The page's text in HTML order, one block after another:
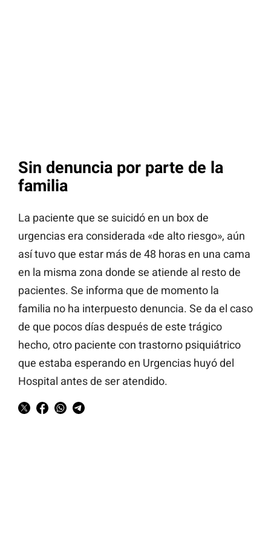
Sin denuncia por parte de la
familia
La paciente que se suicidó en un box de
urgencias era considerada «de alto riesgo», aún
así tuvo que estar más de 48 horas en una cama
en la misma zona donde se atiende al resto de
pacientes. Se informa que de momento la
familia no ha interpuesto denuncia. Se da el caso
de que pocos días después de este trágico
hecho, otro paciente con trastorno psiquiátrico
que estaba esperando en Urgencias huyó del
Hospital antes de ser atendido.